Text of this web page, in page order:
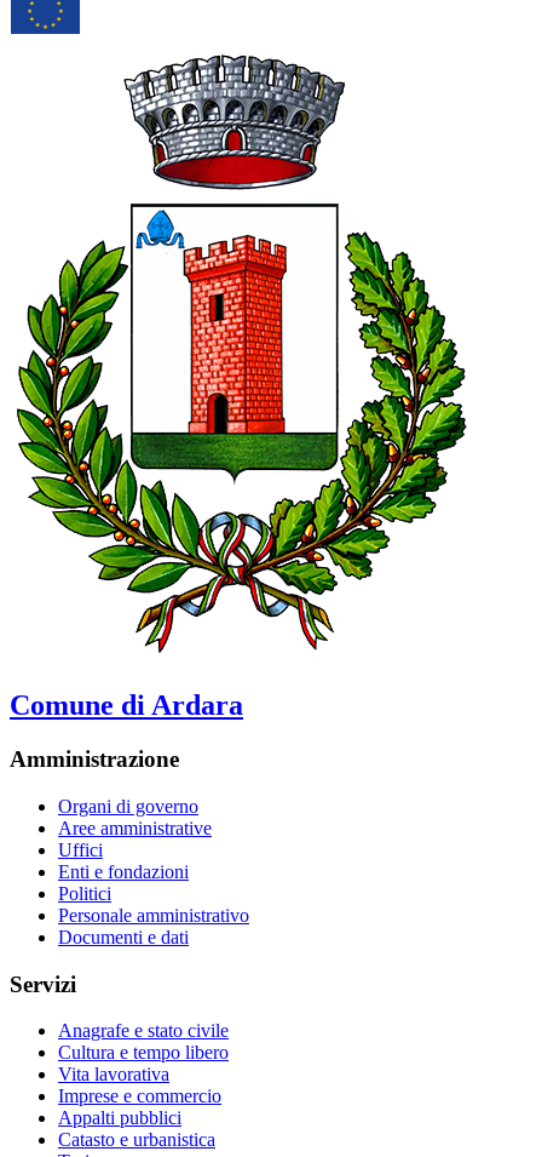
Comune di Ardara
Amministrazione
Organi di governo
Aree amministrative
Uffici
Enti e fondazioni
Politici
Personale amministrativo
Documenti e dati
Servizi
Anagrafe e stato civile
Cultura e tempo libero
Vita lavorativa
Imprese e commercio
Appalti pubblici
Catasto e urbanistica